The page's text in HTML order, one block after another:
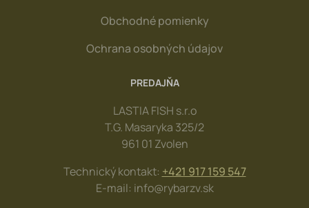
Obchodné pomienky
Ochrana osobných údajov
PREDAJŇA
LASTIA FISH s.r.o
T.G. Masaryka 325/2
961 01 Zvolen
Technický kontakt: +421 917 159 547
E-mail: info@rybarzv.sk